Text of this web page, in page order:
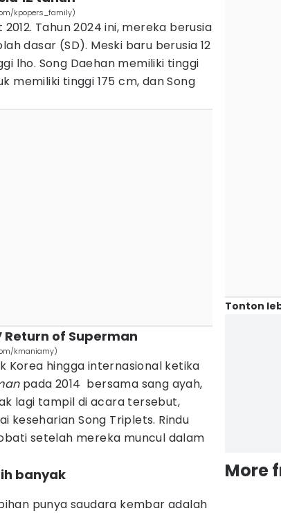
kpopers_family)
Tahun 2024 ini, mereka berusia
dasar (SD). Meski baru berusia 12
lho. Song Daehan memiliki tinggi
memiliki tinggi 175 cm, dan Song
of Superman
kmaniamy)
Korea hingga internasional ketika
pada 2014 bersama sang ayah,
lagi tampil di acara tersebut,
keseharian Song Triplets. Rindu
setelah mereka muncul dalam
banyak
punya saudara kembar adalah
Tonton
More